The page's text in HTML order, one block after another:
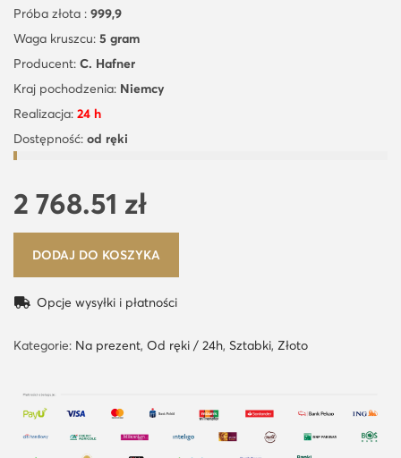
Próba złota : 999,9
Waga kruszcu: 5 gram
Producent: C. Hafner
Kraj pochodzenia: Niemcy
Realizacja: 24 h
Dostępność: od ręki
2 768.51 zł
DODAJ DO KOSZYKA
Opcje wysyłki i płatności
Kategorie: Na prezent, Od ręki / 24h, Sztabki, Złoto